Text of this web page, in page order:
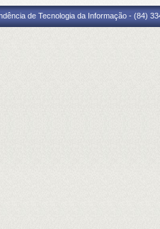
de Tecnologia da Informação - (84)